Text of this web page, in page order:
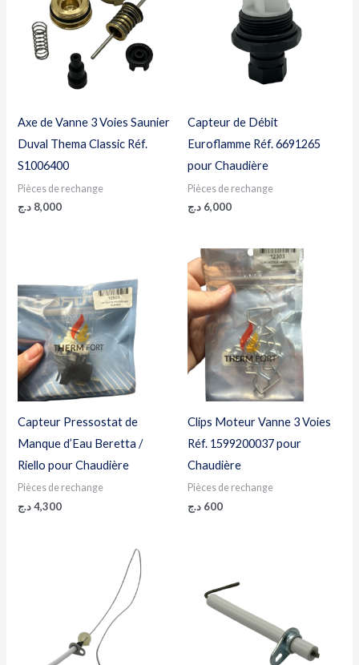
Axe de Vanne 3 Voies Saunier
Duval Thema Classic Réf.
S1006400
Pièces de rechange
8,000 د.ج
Capteur de Débit
Euroflamme Réf. 6691265
pour Chaudière
Pièces de rechange
6,000 د.ج
Capteur Pressostat de
Manque d’Eau Beretta /
Riello pour Chaudière
Pièces de rechange
4,300 د.ج
Clips Moteur Vanne 3 Voies
Réf. 1599200037 pour
Chaudière
Pièces de rechange
600 د.ج